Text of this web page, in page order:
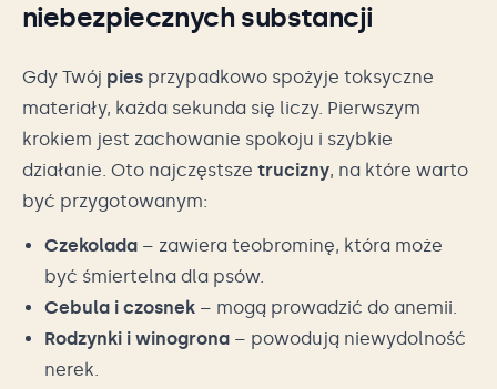
niebezpiecznych substancji
Gdy Twój pies przypadkowo spożyje toksyczne
materiały, każda sekunda się liczy. Pierwszym
krokiem jest zachowanie spokoju i szybkie
działanie. Oto najczęstsze trucizny, na które warto
być przygotowanym:
Czekolada – zawiera teobrominę, która może
być śmiertelna dla psów.
Cebula i czosnek – mogą prowadzić do anemii.
Rodzynki i winogrona – powodują niewydolność
nerek.